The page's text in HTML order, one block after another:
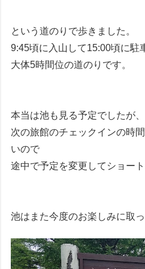
という道のりで歩きました。
9:45頃に入山して15:00頃に駐
大体5時間位の道のりです。
本当は池も見る予定でしたが、
次の旅館のチェックインの時
いので
途中で予定を変更してショー
池はまた今度のお楽しみに取